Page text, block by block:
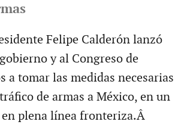
Felipe Calderón lanzó
y al Congreso de
a tomar las medidas necesarias
de armas a México, en un
plena línea fronteriza.Â